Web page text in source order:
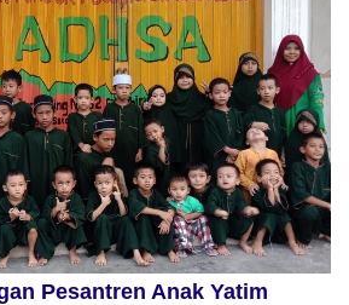
Pesantren Anak Yatim